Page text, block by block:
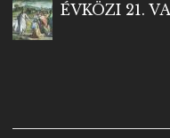
ÉVKÖZI 21.